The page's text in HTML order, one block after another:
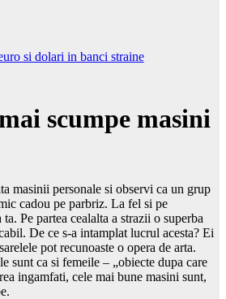
scumpe masini
masinii personale si observi ca un grup
cadou pe parbriz. La fel si pe
Pe partea cealalta a strazii o superba
De ce s-a intamplat lucrul acesta? Ei
pot recunoaste o opera de arta.
sunt ca si femeile – „obiecte dupa care
ingamfati, cele mai bune masini sunt,